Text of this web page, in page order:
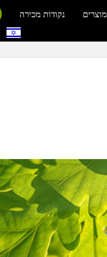
מוצרים נקודות מכירה